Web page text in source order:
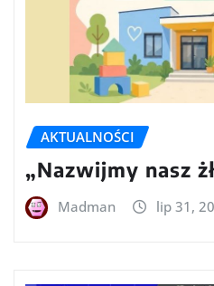
AKTUALNOŚCI
„Nazwijmy nasz
Madman lip 31,